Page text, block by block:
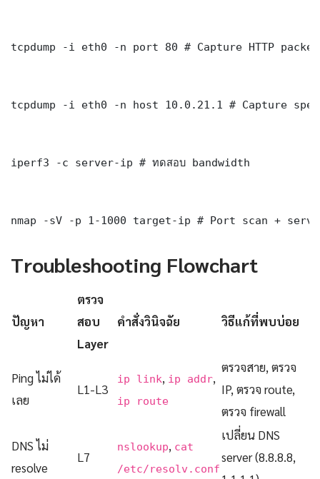
tcpdump -i eth0 -n port 80 # Capture HTTP
tcpdump -i eth0 -n host 10.0.21.1 # Capture
iperf3 -c server-ip # ทดสอบ bandwidth
nmap -sV -p 1-1000 target-ip # Port scan +
Troubleshooting Flowchart
ปัญหา
ตรวจ
สอบ
Layer
คำสั่งวินิจฉัย วิธีแก้ที่พบบ่อย
Ping ไม่ได้
เลย
L1-L3
ip link, ip addr,
ip route
ตรวจสาย, ตรวจ
IP, ตรวจ route,
ตรวจ firewall
DNS ไม่
resolve
L7
nslookup, cat
/etc/resolv.conf
เปลี่ยน DNS
server (8.8.8.8,